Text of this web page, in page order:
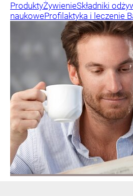
ProduktyŻywienieSkładniki
naukoweProfilaktyka i leczenie